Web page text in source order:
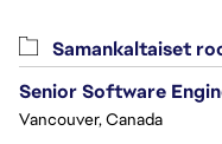
Samankaltaiset
Senior Software
Vancouver, Canada